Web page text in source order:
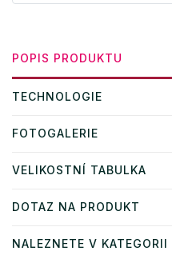
POPIS PRODUKTU
TECHNOLOGIE
FOTOGALERIE
VELIKOSTNÍ TABULKA
DOTAZ NA PRODUKT
NALEZNETE V KATEGORII